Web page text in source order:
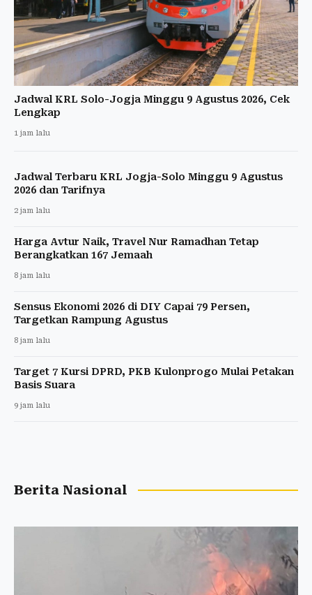
Jadwal KRL Solo-Jogja Minggu 9 Agustus 2026, Cek
Lengkap
1 jam lalu
Jadwal Terbaru KRL Jogja-Solo Minggu 9 Agustus
2026 dan Tarifnya
2 jam lalu
Harga Avtur Naik, Travel Nur Ramadhan Tetap
Berangkatkan 167 Jemaah
8 jam lalu
Sensus Ekonomi 2026 di DIY Capai 79 Persen,
Targetkan Rampung Agustus
8 jam lalu
Target 7 Kursi DPRD, PKB Kulonprogo Mulai Petakan
Basis Suara
9 jam lalu
Berita Nasional